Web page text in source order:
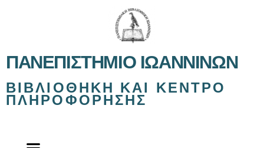
ΠΑΝΕΠΙΣΤΉΜΙΟ ΙΩΑΝΝΊΝΩΝ
ΒΙΒΛΙΟΘΉΚΗ ΚΑΙ ΚΈΝΤΡΟ
ΠΛΗΡΟΦΌΡΗΣΗΣ